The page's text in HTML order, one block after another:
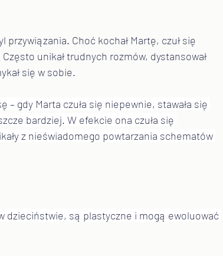
Choć kochał Martę, czuł się
unikał trudnych rozmów, dystansował
się w sobie.
gdy Marta czuła się niepewnie, stawała się
bardziej. W efekcie ona czuła się
z nieświadomego powtarzania schematów
dzieciństwie, są plastyczne i mogą ewoluować